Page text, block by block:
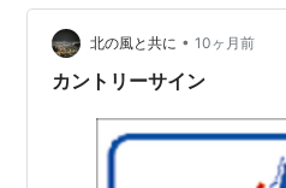
北の風と共に • 10ヶ月前
カントリーサイン